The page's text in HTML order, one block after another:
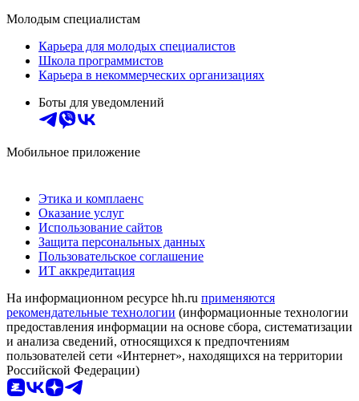
Молодым специалистам
Карьера для молодых специалистов
Школа программистов
Карьера в некоммерческих организациях
Боты для уведомлений
Мобильное приложение
Этика и комплаенс
Оказание услуг
Использование сайтов
Защита персональных данных
Пользовательское соглашение
ИТ аккредитация
На информационном ресурсе hh.ru применяются
рекомендательные технологии (информационные технологии
предоставления информации на основе сбора, систематизации
и анализа сведений, относящихся к предпочтениям
пользователей сети «Интернет», находящихся на территории
Российской Федерации)